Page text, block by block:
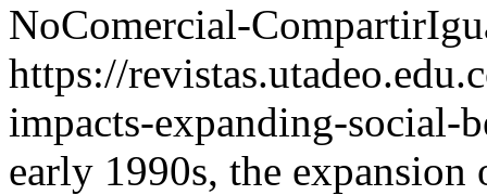
NoComercial-
https://
impacts-expanding-social-
early 1990s, the